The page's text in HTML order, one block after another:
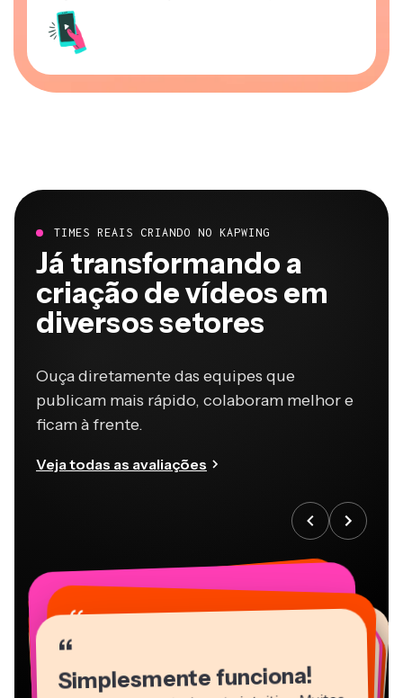
TIMES REAIS CRIANDO NO KAPWING
Já transformando a
criação de vídeos em
diversos setores
Ouça diretamente das equipes que
publicam mais rápido, colaboram melhor e
ficam à frente.
Veja todas as avaliações
“
Simplesmente funciona!
“
“
“
“
“
“
“